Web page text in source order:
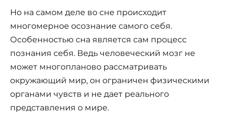
Но на самом деле во сне происходит
многомерное осознание самого себя.
Особенностью сна является сам процесс
познания себя. Ведь человеческий мозг не
может многопланово рассматривать
окружающий мир, он ограничен физическими
органами чувств и не дает реального
представления о мире.